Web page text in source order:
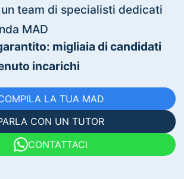
team di specialisti dedicati
MAD
migliaia di candidati
incarichi
LA TUA MAD
CON UN TUTOR
CONTATTACI